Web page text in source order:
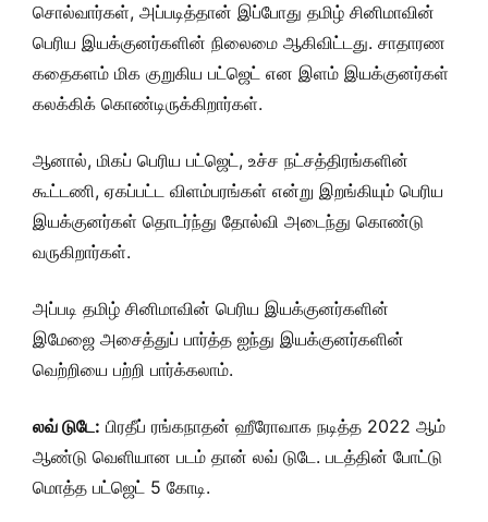
சொல்வார்கள், அப்படித்தான் இப்போது தமிழ் சினிமாவின்
பெரிய இயக்குனர்களின் நிலைமை ஆகிவிட்டது. சாதாரண
கதைகளம் மிக குறுகிய பட்ஜெட் என இளம் இயக்குனர்கள்
கலக்கிக் கொண்டிருக்கிறார்கள்.
ஆனால், மிகப் பெரிய பட்ஜெட், உச்ச நட்சத்திரங்களின்
கூட்டணி, ஏகப்பட்ட விளம்பரங்கள் என்று இறங்கியும் பெரிய
இயக்குனர்கள் தொடர்ந்து தோல்வி அடைந்து கொண்டு
வருகிறார்கள்.
அப்படி தமிழ் சினிமாவின் பெரிய இயக்குனர்களின்
இமேஜை அசைத்துப் பார்த்த ஐந்து இயக்குனர்களின்
வெற்றியை பற்றி பார்க்கலாம்.
லவ் டுடே: பிரதீப் ரங்கநாதன் ஹீரோவாக நடித்த 2022 ஆம்
ஆண்டு வெளியான படம் தான் லவ் டுடே. படத்தின் போட்டு
மொத்த பட்ஜெட் 5 கோடி.